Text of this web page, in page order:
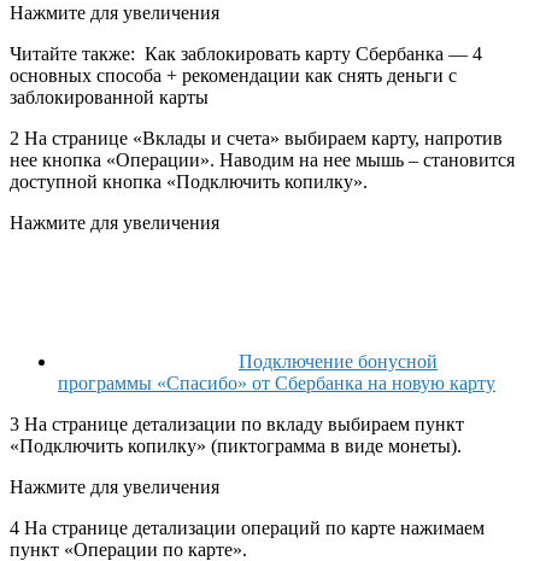
Нажмите для увеличения
Читайте также: Как заблокировать карту Сбербанка — 4
основных способа + рекомендации как снять деньги с
заблокированной карты
2 На странице «Вклады и счета» выбираем карту, напротив
нее кнопка «Операции». Наводим на нее мышь – становится
доступной кнопка «Подключить копилку».
Нажмите для увеличения
Подключение бонусной
программы «Спасибо» от Сбербанка на новую карту
3 На странице детализации по вкладу выбираем пункт
«Подключить копилку» (пиктограмма в виде монеты).
Нажмите для увеличения
4 На странице детализации операций по карте нажимаем
пункт «Операции по карте».